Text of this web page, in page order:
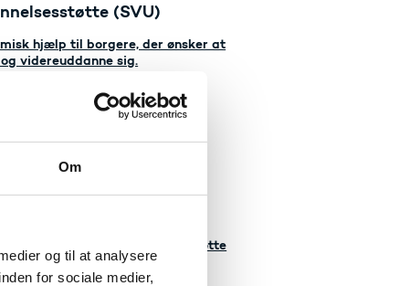
Om
og til at analysere
for sociale medier,
(SVU)
hjælp til borgere, der ønsker at
videreuddanne sig.
- Statens Voksenuddannelsesstøtte
– om transportrabat